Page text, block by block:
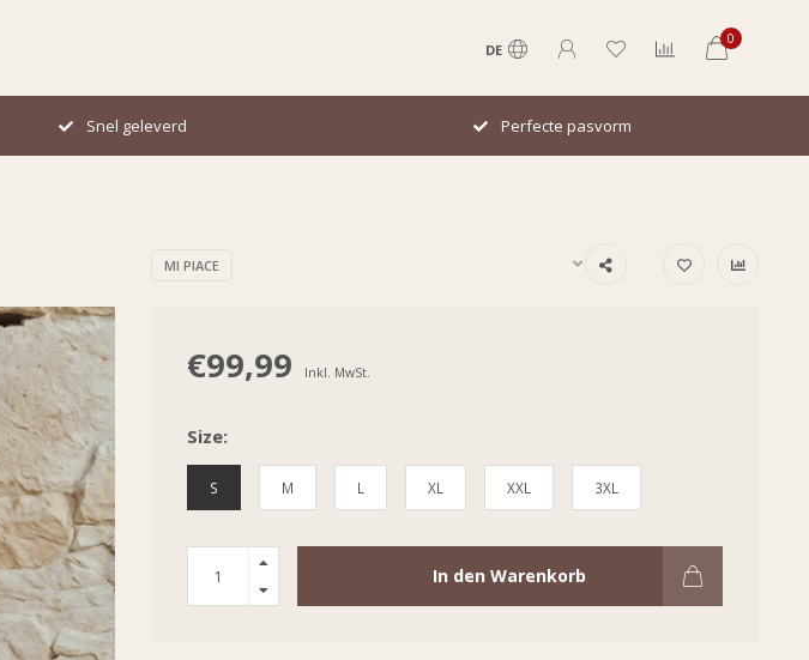
DE
0
Perfecte pasvorm Italiaans design
MI PIACE
€99,99 Inkl. MwSt.
Size:
S M L XL XXL 3XL
In den Warenkorb